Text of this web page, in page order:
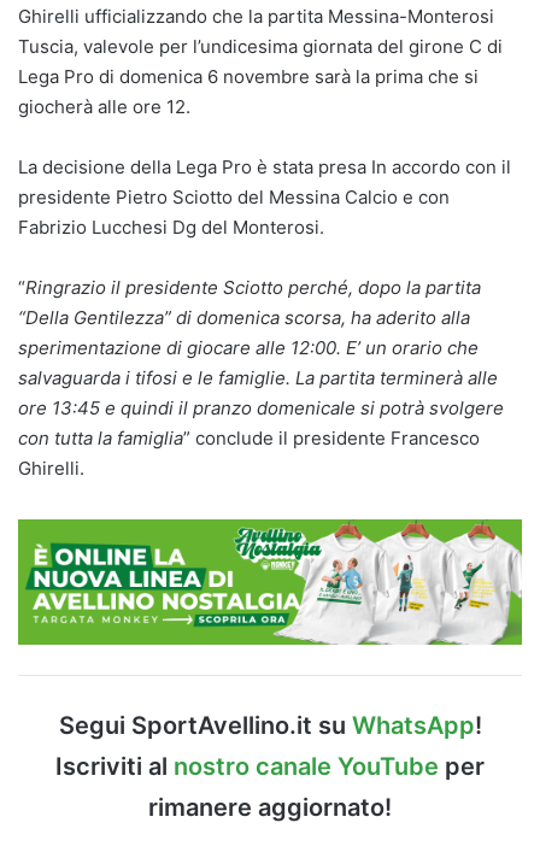
Ghirelli ufficializzando che la partita Messina-Monterosi
Tuscia, valevole per l’undicesima giornata del girone C di
Lega Pro di domenica 6 novembre sarà la prima che si
giocherà alle ore 12.
La decisione della Lega Pro è stata presa In accordo con il
presidente Pietro Sciotto del Messina Calcio e con
Fabrizio Lucchesi Dg del Monterosi.
“Ringrazio il presidente Sciotto perché, dopo la partita
“Della Gentilezza” di domenica scorsa, ha aderito alla
sperimentazione di giocare alle 12:00. E’ un orario che
salvaguarda i tifosi e le famiglie. La partita terminerà alle
ore 13:45 e quindi il pranzo domenicale si potrà svolgere
con tutta la famiglia” conclude il presidente Francesco
Ghirelli.
Segui SportAvellino.it su WhatsApp!
Iscriviti al nostro canale YouTube per
rimanere aggiornato!